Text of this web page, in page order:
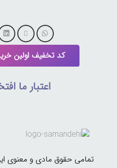
کد تخفیف اولین
اعتبار ما
تمامی حقوق مادی و معنوی